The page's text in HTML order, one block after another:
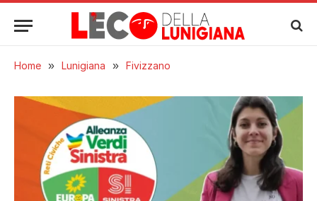
Home » Lunigiana » Fivizzano